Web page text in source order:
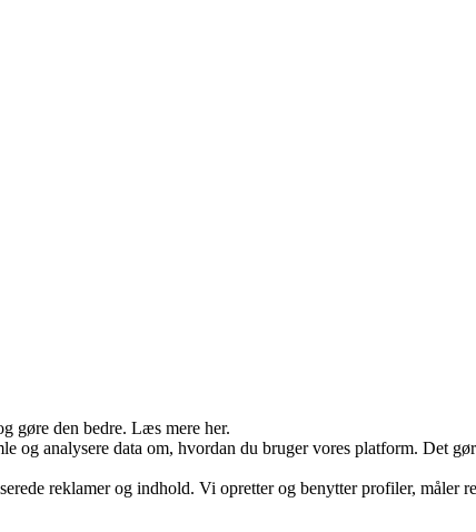
gøre den bedre. Læs mere her.
og analysere data om, hvordan du bruger vores platform. Det
reklamer og indhold. Vi opretter og benytter profiler,